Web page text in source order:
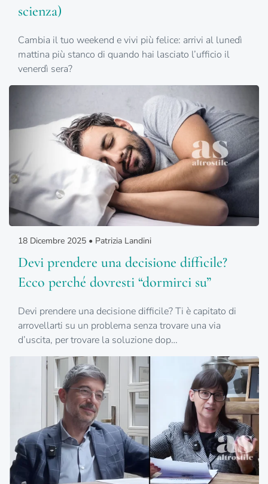
scienza)
Cambia il tuo weekend e vivi più felice: arrivi al lunedì
mattina più stanco di quando hai lasciato l’ufficio il
venerdì sera?
18 Dicembre 2025 • Patrizia Landini
Devi prendere una decisione difficile?
Ecco perché dovresti “dormirci su”
Devi prendere una decisione difficile? Ti è capitato di
arrovellarti su un problema senza trovare una via
d’uscita, per trovare la soluzione dop…